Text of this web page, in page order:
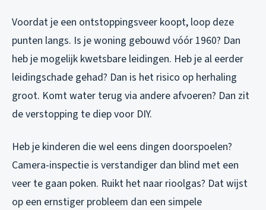
Voordat je een ontstoppingsveer koopt, loop deze
punten langs. Is je woning gebouwd vóór 1960? Dan
heb je mogelijk kwetsbare leidingen. Heb je al eerder
leidingschade gehad? Dan is het risico op herhaling
groot. Komt water terug via andere afvoeren? Dan zit
de verstopping te diep voor DIY.
Heb je kinderen die wel eens dingen doorspoelen?
Camera-inspectie is verstandiger dan blind met een
veer te gaan poken. Ruikt het naar rioolgas? Dat wijst
op een ernstiger probleem dan een simpele